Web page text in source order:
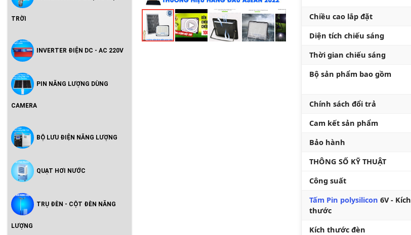
Vườn Cao Cấp Chính Hãng
TRỜI
INVERTER ĐIỆN DC - AC 220V
PIN NĂNG LƯỢNG DÙNG
CAMERA
BỘ LƯU ĐIỆN NĂNG LƯỢNG
QUẠT HƠI NƯỚC
TRỤ ĐÈN - CỘT ĐÈN NĂNG
LƯỢNG
Chiều cao lắp đặt
Diện tích chiếu sáng
Thời gian chiếu sáng
Bộ sản phẩm bao gồm
Chính sách đổi trả
Cam kết sản phẩm
Bảo hành
THÔNG SỐ KỸ THUẬT
Công suất
Tấm Pin polysilicon 6V - Kích
thước
Kích thước đèn